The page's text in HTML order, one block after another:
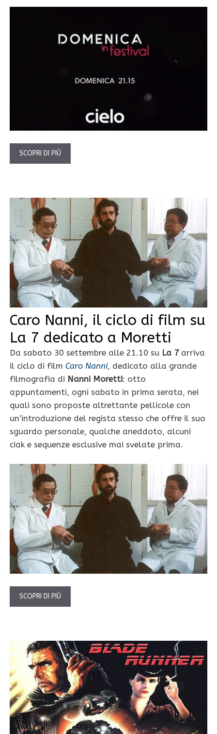
SCOPRI DI PIÙ
Caro Nanni, il ciclo di film su
La 7 dedicato a Moretti
Da sabato 30 settembre alle 21.10 su La 7arriva
il ciclo di film Caro Nanni, dedicato alla grande
filmografia di Nanni Moretti: otto
appuntamenti, ogni sabato in prima serata, nei
quali sono proposte altrettante pellicole con
un’introduzione del regista stesso che offre il suo
sguardo personale, qualche aneddoto, alcuni
ciak e sequenze esclusive mai svelate prima.
SCOPRI DI PIÙ